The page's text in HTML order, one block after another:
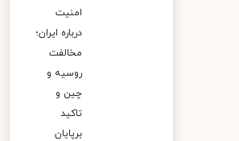
امنیت
درباره ایران؛
مخالفت
روسیه و
چین و
تاکید
برپایان